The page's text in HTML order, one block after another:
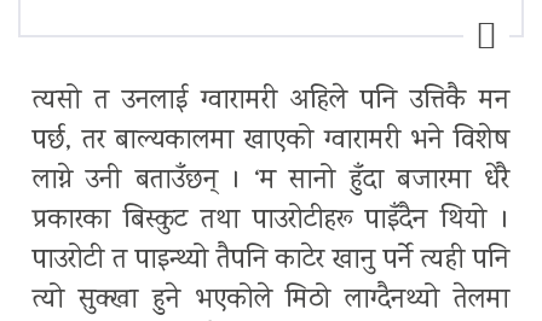
त्यसो त उनलाई ग्वारामरी अहिले पनि उत्तिकै मन
पर्छ, तर बाल्यकालमा खाएको ग्वारामरी भने विशेष
लाग्ने उनी बताउँछन् । ‘म सानो हुँदा बजारमा धेरै
प्रकारका बिस्कुट तथा पाउरोटीहरू पाइँदैन थियो ।
पाउरोटी त पाइन्थ्यो तैपनि काटेर खानु पर्ने त्यही पनि
त्यो सुक्खा हुने भएकोले मिठो लाग्दैनथ्यो तेलमा